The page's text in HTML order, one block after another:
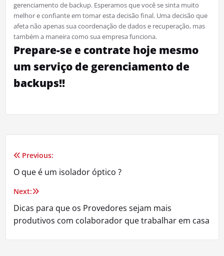
gerenciamento de backup. Esperamos que você se sinta muito
melhor e confiante em tomar esta decisão final. Uma decisão que
afeta não apenas sua coordenação de dados e recuperação, mas
também a maneira como sua empresa funciona.
Prepare-se e contrate hoje mesmo
um serviço de gerenciamento de
backups!!
Navegação
de
Post
Previous:
O que é um isolador óptico ?
Next:
Dicas para que os Provedores sejam mais
produtivos com colaborador que trabalhar em casa